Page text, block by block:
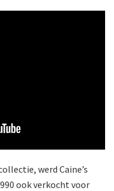
werd Caine’s
ook verkocht voor